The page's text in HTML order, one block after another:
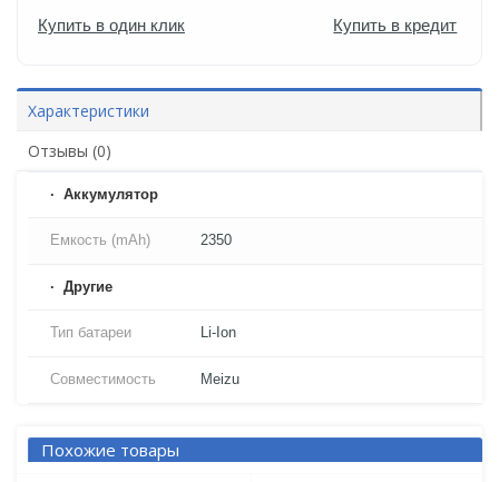
Купить в один клик Купить в кредит
Характеристики
Отзывы (0)
Аккумулятор
Емкость (mAh) 2350
Другие
Тип батареи Li-Ion
Совместимость Meizu
Похожие товары